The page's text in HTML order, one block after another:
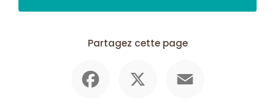
Partagez cette page